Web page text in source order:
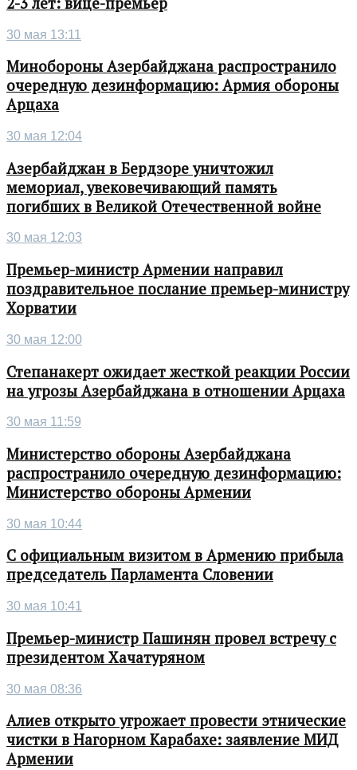
30 мая 13:11
Минобороны Азербайджана распространило
очередную дезинформацию: Армия обороны
Арцаха
30 мая 12:04
Азербайджан в Бердзоре уничтожил
мемориал, увековечивающий память
погибших в Великой Отечественной войне
30 мая 12:03
Премьер-министр Армении направил
поздравительное послание премьер-министру
Хорватии
30 мая 12:00
Степанакерт ожидает жесткой реакции России
на угрозы Азербайджана в отношении Арцаха
30 мая 11:59
Министерство обороны Азербайджана
распространило очередную дезинформацию:
Министерство обороны Армении
30 мая 10:44
С официальным визитом в Армению прибыла
председатель Парламента Словении
30 мая 10:41
Премьер-министр Пашинян провел встречу с
президентом Хачатуряном
30 мая 08:36
Алиев открыто угрожает провести этнические
чистки в Нагорном Карабахе: заявление МИД
Армении